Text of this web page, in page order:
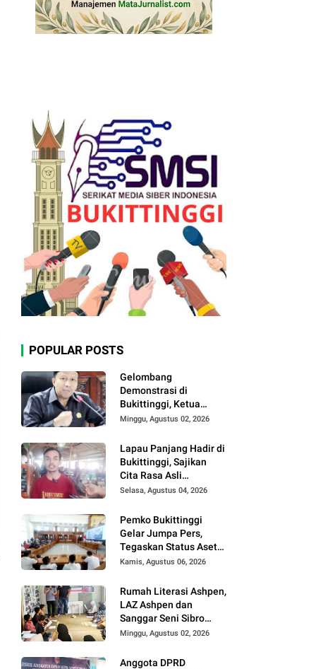
POPULAR POSTS
Gelombang
Demonstrasi di
Bukittinggi, Ketua
DPRD Ajak Semua
Kondusivitas.
Minggu, Agustus 02, 2026
Lapau Panjang Hadir di
Bukittinggi, Sajikan
Cita Rasa Asli
Minangkabau dengan
Selasa, Agustus 04, 2026
Pemko Bukittinggi
Gelar Jumpa Pers,
Tegaskan Status Aset
Daerah dan Klarifikasi
UFDK
Kamis, Agustus 06, 2026
Rumah Literasi Ashpen,
LAZ Ashpen dan
Sanggar Seni Sibro
Hadirkan Bimbel
Anak-anak
Minggu, Agustus 02, 2026
Anggota DPRD